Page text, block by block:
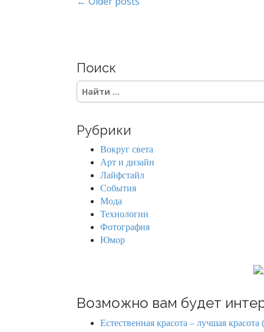
P
t
s
n
a
o
Поиск
S
e
c
Рубрики
Вокруг света
Арт и дизайн
Лайфстайл
События
Мода
Технологии
Фотография
Юмор
Возможно вам будет
Естественная красота – лучшая красота